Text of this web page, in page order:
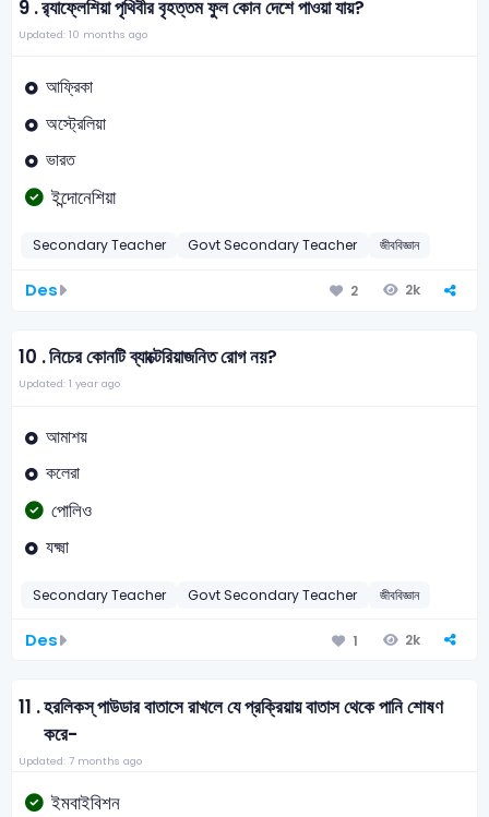
9 .র‌্যাফ্লেশিয়া পৃথিবীর বৃহত্তম ফুল কোন দেশে পাওয়া যায়?
Updated: 10 months ago
আফ্রিকা
অস্ট্রেলিয়া
ভারত
ইন্দোনেশিয়া
Secondary Teacher Govt Secondary Teacher জীববিজ্ঞান
Des 2 2k
10 .নিচের কোনটি ব্যাক্টেরিয়াজনিত রোগ নয়?
Updated: 1 year ago
আমাশয়
কলেরা
পোলিও
যক্ষ্মা
Secondary Teacher Govt Secondary Teacher জীববিজ্ঞান
Des 1 2k
11 .হরলিকস্ পাউডার বাতাসে রাখলে যে প্রক্রিয়ায় বাতাস থেকে পানি শোষণ
করে-
Updated: 7 months ago
ইমবাইবিশন